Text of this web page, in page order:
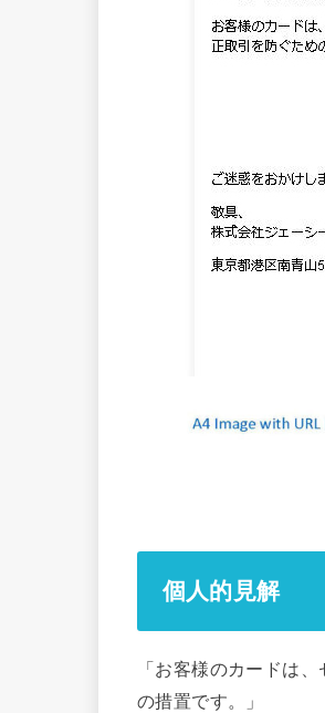
個人的見解
「お客様のカードは
の措置です。」